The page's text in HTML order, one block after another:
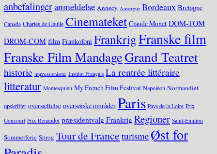
anbefalingeranmeldelse Annecy Auvergne Bordeaux Bretagne
Canada Charles de Gaulle Cinemateket Claude Monet DOM-TOM
DROM-COMfilm Frankofoni FrankrigFranske film
Franske Film MandageGrand Teatret
historie impressionisme Institut Français La rentrée littéraire
litteratur Montesquieu My French Film Festival Napoleon Normandiet
opskrifter oversættelse oversøiske områder Paris Pays de la Loire Prix
Goncourt Prix Renaudot præsidentvalg FrankrigRegioner Saint-Emilion
Sommerferie Sprog Tour de France turisme Øst for